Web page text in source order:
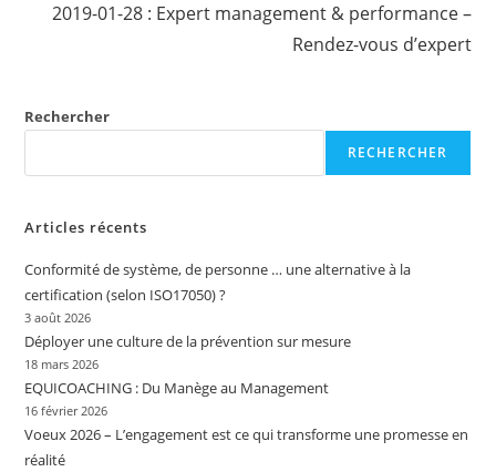
2019-01-28 : Expert management & performance –
Rendez-vous d’expert
Rechercher
RECHERCHER
Articles récents
Conformité de système, de personne … une alternative à la
certification (selon ISO17050) ?
3 août 2026
Déployer une culture de la prévention sur mesure
18 mars 2026
EQUICOACHING : Du Manège au Management
16 février 2026
Voeux 2026 – L’engagement est ce qui transforme une promesse en
réalité